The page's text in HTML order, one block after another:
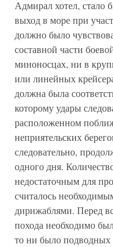
Адмирал хотел, стало
выход в море при
должно было
составной части
миноносцах, ни в
или линейных
должна была
которому удары
расположенном
неприятельских
следовательно,
одного дня.
недостаточным для
считалось
дирижаблями. Перед
похода необходимо
то ни было подводных